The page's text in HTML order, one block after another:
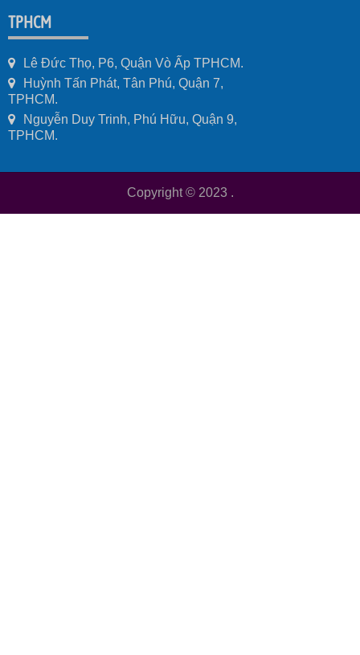
TPHCM
Lê Đức Thọ, P6, Quận Vò Ấp TPHCM.
Huỳnh Tấn Phát, Tân Phú, Quận 7,
TPHCM.
Nguyễn Duy Trinh, Phú Hữu, Quận 9,
TPHCM.
Copyright © 2023 .